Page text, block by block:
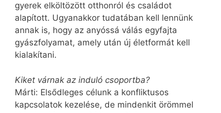
gyerek elköltözött otthonról és családot
alapított. Ugyan­akkor tudatában kell lennünk
annak is, hogy az anyóssá válás egyfajta
gyászfolyamat, amely után új életformát kell
kialakítani.
Kiket várnak az induló csoportba?
Márti: Elsődleges célunk a konfliktusos
kapcsolatok kezelése, de mindenkit örömmel